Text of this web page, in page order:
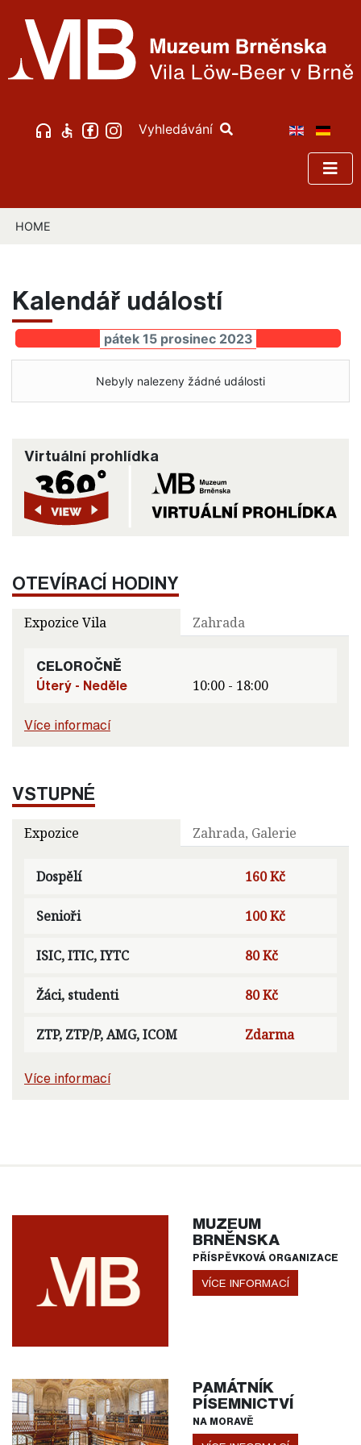
Vyhledávání
HOME
Kalendář událostí
pátek 15 prosinec 2023
Nebyly nalezeny žádné události
Virtuální prohlídka
OTEVÍRACÍ HODINY
Expozice Vila Zahrada
CELOROČNĚ
Úterý - Neděle
10:00 - 18:00
Více informací
VSTUPNÉ
Expozice Zahrada, Galerie
Dospělí 160 Kč
Senioři 100 Kč
ISIC, ITIC, IYTC 80 Kč
Žáci, studenti 80 Kč
ZTP, ZTP/P, AMG, ICOM Zdarma
Více informací
MUZEUM
BRNĚNSKA
PŘÍSPĚVKOVÁ ORGANIZACE
VÍCE INFORMACÍ
PAMÁTNÍK
PÍSEMNICTVÍ
NA MORAVĚ